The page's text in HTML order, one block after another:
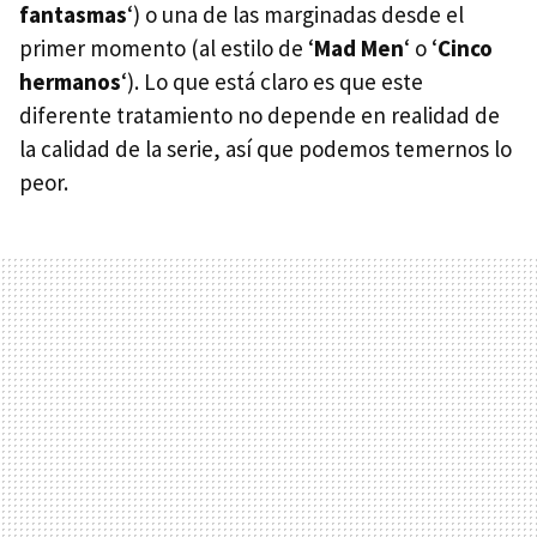
fantasmas‘) o una de las marginadas desde el
primer momento (al estilo de ‘Mad Men‘ o ‘Cinco
hermanos‘). Lo que está claro es que este
diferente tratamiento no depende en realidad de
la calidad de la serie, así que podemos temernos lo
peor.